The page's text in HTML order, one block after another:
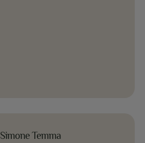
Simone Temma
Simone Temma